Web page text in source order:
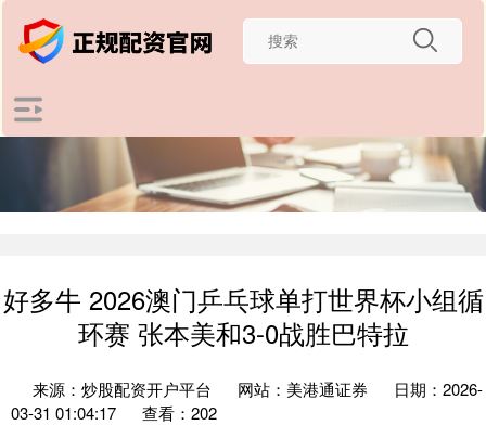
好多牛 2026澳门乒乓球单打世界杯小组循
环赛 张本美和3-0战胜巴特拉
来源：炒股配资开户平台 网站：美港通证券
日期：2026-
03-31 01:04:17
查看：202